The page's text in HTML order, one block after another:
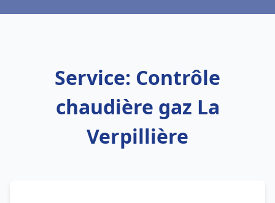
Service: Contrôle
chaudière gaz La
Verpillière